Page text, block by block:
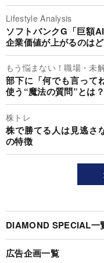
Lifestyle Analysis
ソフトバンクG「巨額
企業価値が上がるのは
もう悩まない！職場・未
部下に「何でも言って
使う“魔法の質問”とは？
株トレ
株で勝てる人は見逃さ
の特徴
DIAMOND SPECIAL一
広告企画一覧